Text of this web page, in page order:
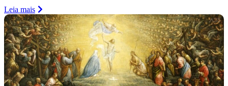
Leia mais